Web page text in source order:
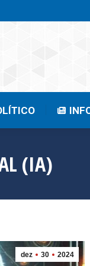
(IA)
dez 30 2024